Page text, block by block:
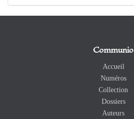
Communio
Accueil
Numéros
Collection
Dossiers
Auteurs